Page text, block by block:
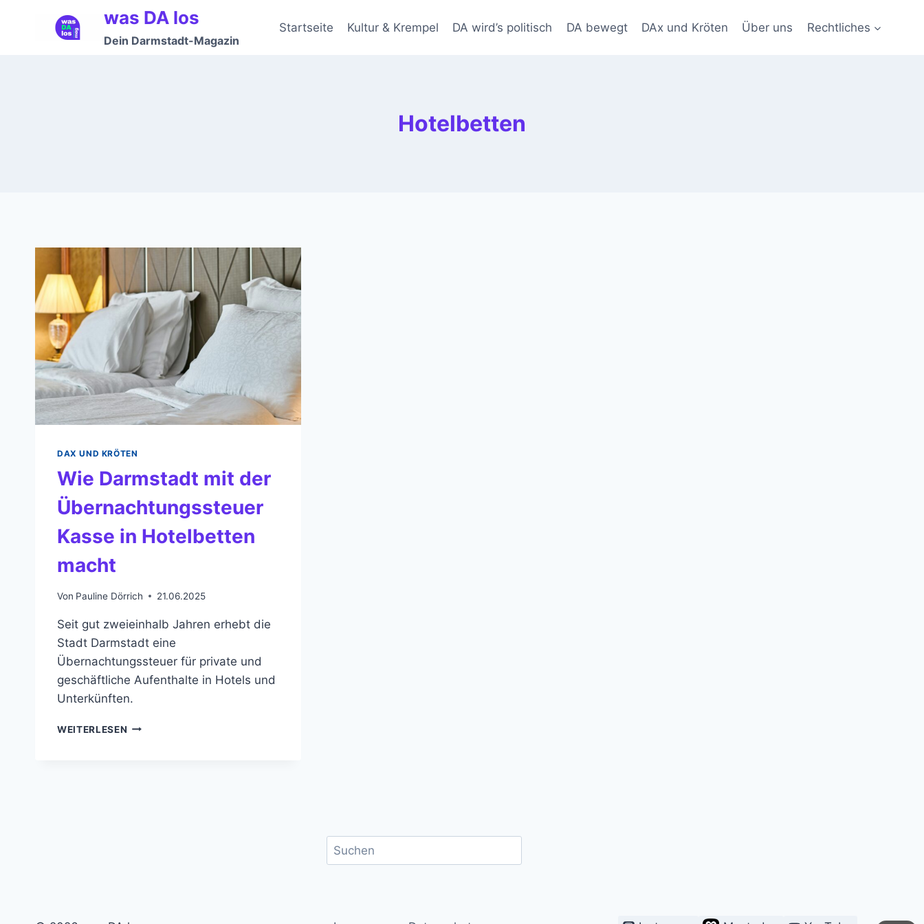
was DA los
Dein Darmstadt-Magazin
Startseite Kultur & Krempel DA wird’s politisch DA bewegt DAx und Kröten Über uns Rechtliches
Hotelbetten
DAX UND KRÖTEN
Wie Darmstadt mit der
Übernachtungssteuer
Kasse in Hotelbetten
macht
Von Pauline Dörrich 21.06.2025
Seit gut zweieinhalb Jahren erhebt die
Stadt Darmstadt eine
Übernachtungssteuer für private und
geschäftliche Aufenthalte in Hotels und
Unterkünften.
WEITERLESEN WIE
Suchen